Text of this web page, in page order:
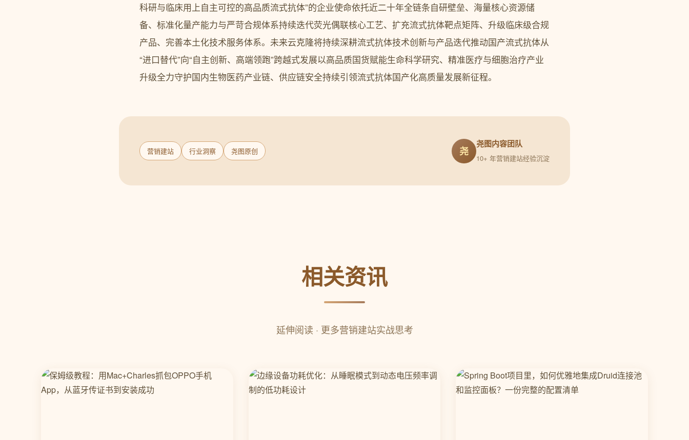
科研与临床用上自主可控的高品质流式抗体”的企业使命依托近二十年全链条自研壁垒、海量核心资源储
备、标准化量产能力与严苛合规体系持续迭代荧光偶联核心工艺、扩充流式抗体靶点矩阵、升级临床级合规
产品、完善本土化技术服务体系。未来云克隆将持续深耕流式抗体技术创新与产品迭代推动国产流式抗体从
“进口替代”向“自主创新、高端领跑”跨越式发展以高品质国货赋能生命科学研究、精准医疗与细胞治疗产业
升级全力守护国内生物医药产业链、供应链安全持续引领流式抗体国产化高质量发展新征程。
营销建站 行业洞察 尧图原创 尧
尧图内容团队
10+ 年营销建站经验沉淀
相关资讯
延伸阅读 · 更多营销建站实战思考